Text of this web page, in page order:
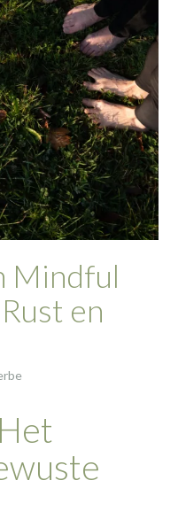
Mindful
en